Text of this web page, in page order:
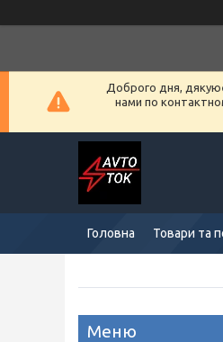
Доброго дня,
нами по
Головна Товари та